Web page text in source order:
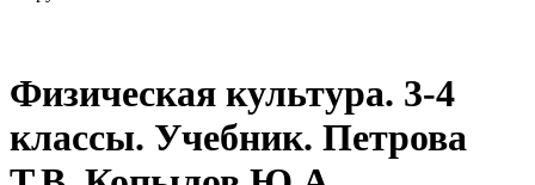
Физическая культура. 3-4
классы. Учебник. Петрова